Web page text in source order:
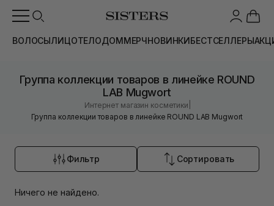
ВОЛОСЫЛИЦОТЕЛОДОММЕРЧНОВИНКИБЕСТСЕЛЛЕРЫ
Группа коллекции товаров в линейке ROUND
LAB Mugwort
Интернет магазин косметики
Группа коллекции товаров в линейке ROUND LAB Mugwort
Фильтр Сортировать
Ничего не найдено.